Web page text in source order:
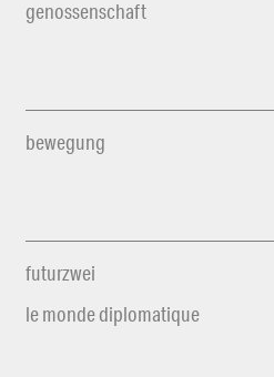
genossenschaft
bewegung
futurzwei
le monde diplomatique